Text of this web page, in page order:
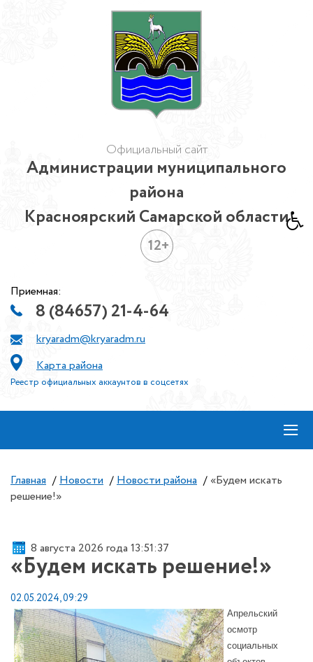
Официальный сайт
Администрации муниципального
района
Красноярский Самарской области
12+
Приемная:
8 (84657) 21-4-64
kryaradm@kryaradm.ru
Карта района
Реестр официальных аккаунтов в соцсетях
≡
Главная / Новости / Новости района / «Будем искать
решение!»
8 августа 2026 года 13:51:38
«Будем искать решение!»
02.05.2024, 09:29
Апрельский
осмотр
социальных